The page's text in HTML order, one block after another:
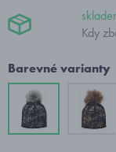
Kdy
Barevné varianty